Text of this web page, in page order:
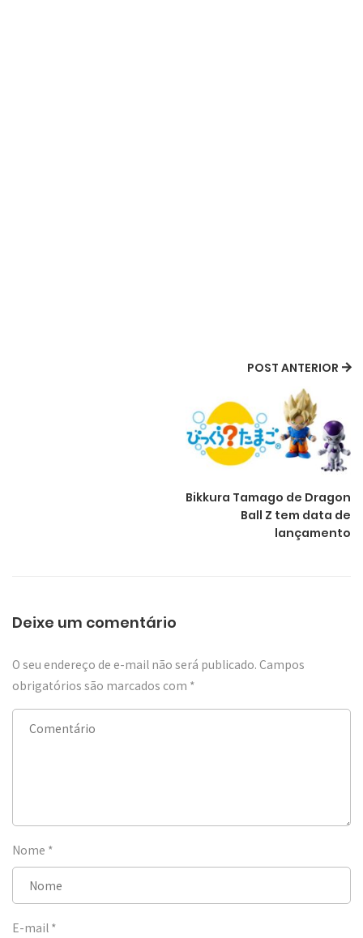
POST ANTERIOR
Bikkura Tamago de Dragon
Ball Z tem data de
lançamento
Deixe um comentário
O seu endereço de e-mail não será publicado. Campos
obrigatórios são marcados com *
Nome *
E-mail *